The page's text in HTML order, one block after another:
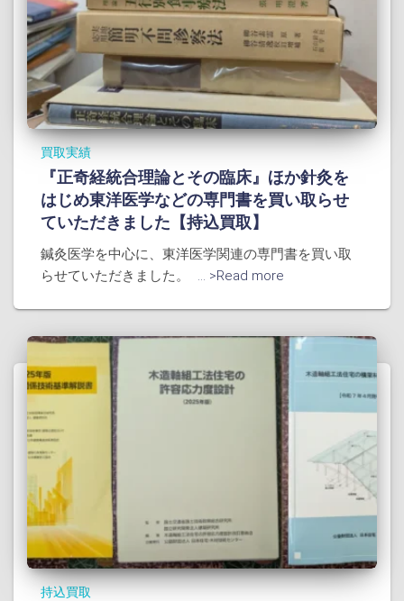
買取実績
『正奇経統合理論とその臨床』ほか針灸を
はじめ東洋医学などの専門書を買い取らせ
ていただきました【持込買取】
鍼灸医学を中心に、東洋医学関連の専門書を買い取
らせていただきました。
... >Read more
持込買取